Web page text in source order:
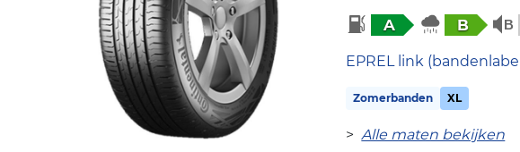
A B
EPREL link
Zomerbanden XL
>Alle maten bekijken